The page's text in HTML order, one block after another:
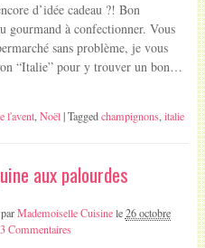
d’idée cadeau ?! Bon
gourmand à confectionner. Vous
sans problème, je vous
“Italie” pour y trouver un bon…
l'avent, Noël | Taggedchampignons, italie
aux palourdes
Mademoiselle Cuisinele26 octobre
3 Commentaires